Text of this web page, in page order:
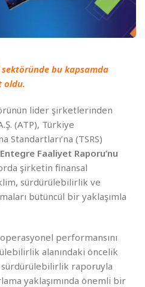
sektöründe bu kapsamda
oldu.
lider şirketlerinden
(ATP), Türkiye
(TSRS)
Entegre Faaliyet Raporu’nu
şirketin finansal
sürdürülebilirlik ve
bütüncül bir yaklaşımla
performansını
alanındaki öncelik
raporuyla
yaklaşımında önemli bir